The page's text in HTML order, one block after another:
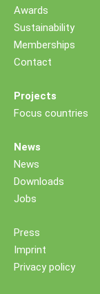
Awards
Sustainability
Memberships
Contact
Projects
Focus countries
News
News
Downloads
Jobs
Press
Imprint
Privacy policy